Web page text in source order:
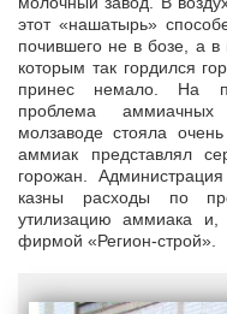
этот «нашатырь»
почившего не в бозе, а в
которым так гордился
принес немало. На
проблема аммиачных
молзаводе стояла
аммиак представлял
горожан.
казны расходы по
утилизацию аммиака
фирмой «Регион-строй».